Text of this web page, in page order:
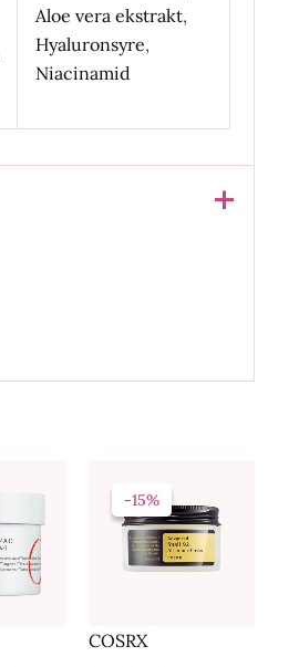
Aloe vera ekstrakt,
Hyaluronsyre,
Niacinamid
-15%
COSRX
-15%
oprindelige
pris
var:
229,00kr..